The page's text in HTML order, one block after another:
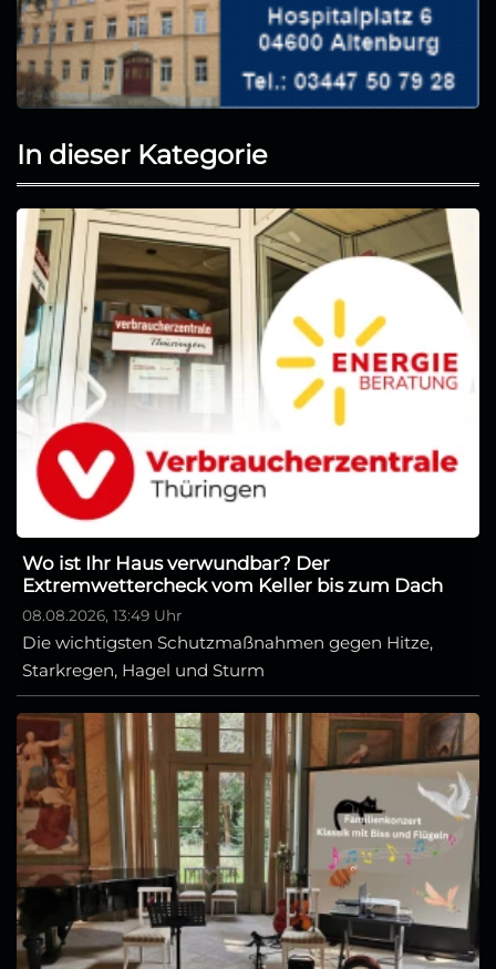
In dieser Kategorie
Wo ist Ihr Haus verwundbar? Der
Extremwettercheck vom Keller bis zum Dach
08.08.2026, 13:49 Uhr
Die wichtigsten Schutzmaßnahmen gegen Hitze,
Starkregen, Hagel und Sturm